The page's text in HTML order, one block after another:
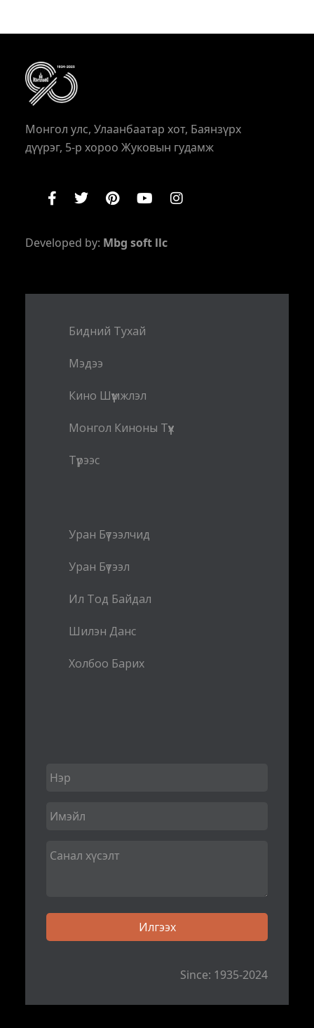
Монгол улс, Улаанбаатар хот, Баянзүрх
дүүрэг, 5-р хороо Жуковын гудамж
Developed by: Mbg soft llc
Бидний Тухай
Мэдээ
Кино Шүүмжлэл
Монгол Киноны Түүх
Түрээс
Уран Бүтээлчид
Уран Бүтээл
Ил Тод Байдал
Шилэн Данс
Холбоо Барих
Since: 1935-2024